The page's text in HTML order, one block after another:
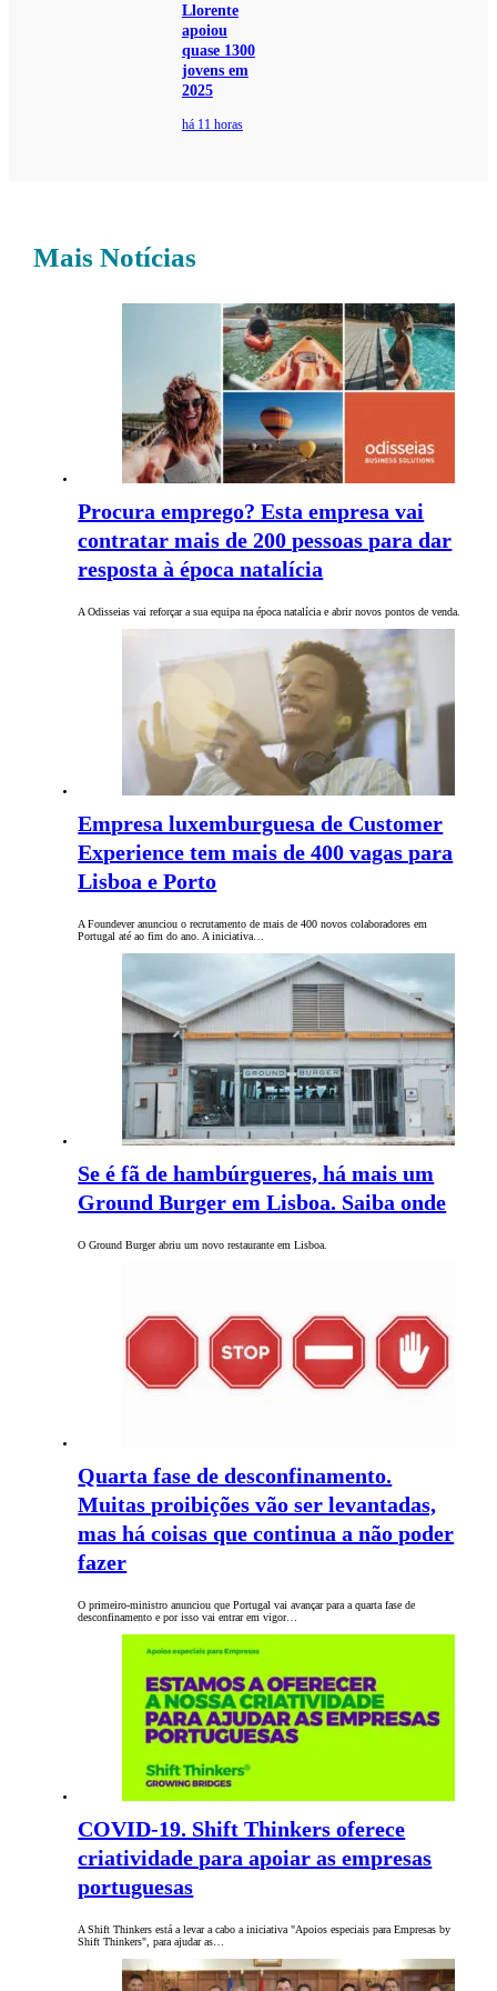
Llorente
apoiou
quase 1300
jovens em
2025
há 11 horas
Mais Notícias
Procura emprego? Esta empresa vai
contratar mais de 200 pessoas para dar
resposta à época natalícia
A Odisseias vai reforçar a sua equipa na época natalícia e abrir novos pontos de venda.
Empresa luxemburguesa de Customer
Experience tem mais de 400 vagas para
Lisboa e Porto
A Foundever anunciou o recrutamento de mais de 400 novos colaboradores em
Portugal até ao fim do ano. A iniciativa…
Se é fã de hambúrgueres, há mais um
Ground Burger em Lisboa. Saiba onde
O Ground Burger abriu um novo restaurante em Lisboa.
Quarta fase de desconfinamento.
Muitas proibições vão ser levantadas,
mas há coisas que continua a não poder
fazer
O primeiro-ministro anunciou que Portugal vai avançar para a quarta fase de
desconfinamento e por isso vai entrar em vigor…
COVID-19. Shift Thinkers oferece
criatividade para apoiar as empresas
portuguesas
A Shift Thinkers está a levar a cabo a iniciativa "Apoios especiais para Empresas by
Shift Thinkers", para ajudar as…